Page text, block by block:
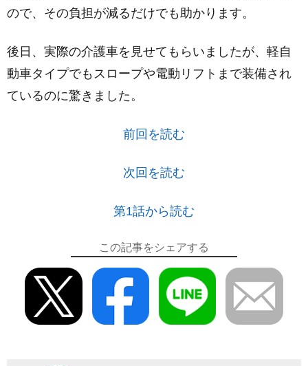
ので、その負担が減るだけでも助かります。
後日、実際の介護車を見せてもらいましたが、軽自
動車タイプでもスロープや電動リフトまで装備され
ているのに驚きました。
前回を読む
次回を読む
第1話から読む
この記事をシェアする